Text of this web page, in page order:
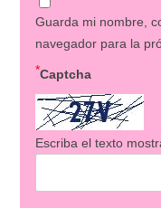
Guarda mi nombre,
navegador para la
Captcha
*
Escriba el texto